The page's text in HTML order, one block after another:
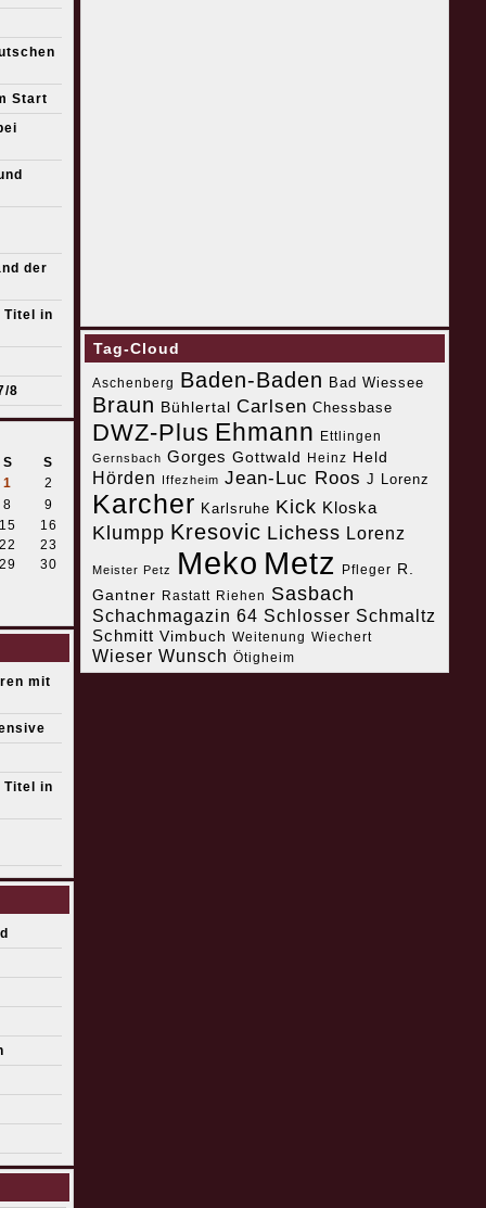
Start
der
Titel in
8
S
S
1
2
8
9
15
16
22
23
29
30
mit
Titel in
Tag-Cloud
Aschenberg Baden-Baden Bad Wiessee
Braun Bühlertal Carlsen Chessbase
DWZ-Plus Ehmann Ettlingen
Gernsbach Gorges Gottwald Heinz Held
Hörden Iffezheim Jean-Luc Roos J Lorenz
Karcher Karlsruhe Kick Kloska
Klumpp Kresovic Lichess Lorenz
Meister Petz Meko Metz Pfleger R.
Gantner
Rastatt Riehen Sasbach
Schachmagazin 64 Schlosser Schmaltz
Schmitt Vimbuch Weitenung Wiechert
Wieser Wunsch Ötigheim